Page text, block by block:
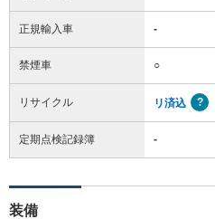
正規輸入車 -
禁煙車 ○
リサイクル リ済込
定期点検記録簿 -
装備